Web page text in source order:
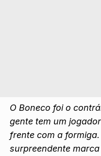
O Boneco foi o
gente tem um
frente com a
surpreendente